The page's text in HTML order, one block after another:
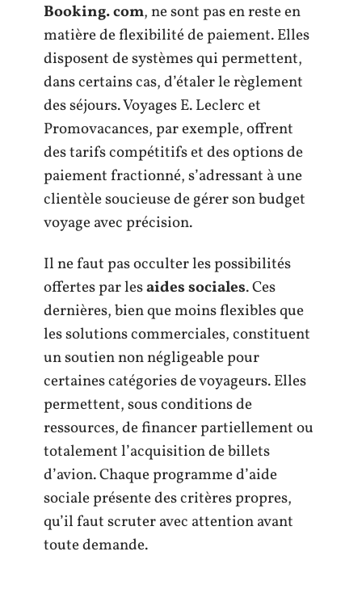
Booking. com, ne sont pas en reste en
matière de flexibilité de paiement. Elles
disposent de systèmes qui permettent,
dans certains cas, d’étaler le règlement
des séjours. Voyages E. Leclerc et
Promovacances, par exemple, offrent
des tarifs compétitifs et des options de
paiement fractionné, s’adressant à une
clientèle soucieuse de gérer son budget
voyage avec précision.
Il ne faut pas occulter les possibilités
offertes par lesaides sociales. Ces
dernières, bien que moins flexibles que
les solutions commerciales, constituent
un soutien non négligeable pour
certaines catégories de voyageurs. Elles
permettent, sous conditions de
ressources, de financer partiellement ou
totalement l’acquisition de billets
d’avion. Chaque programme d’aide
sociale présente des critères propres,
qu’il faut scruter avec attention avant
toute demande.